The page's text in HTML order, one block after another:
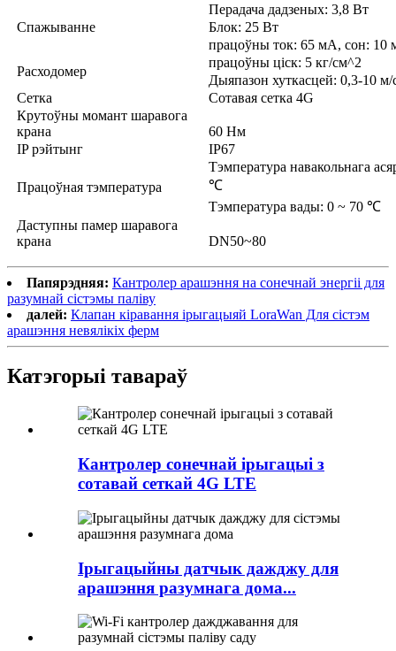
Спажыванне
Перадача дадзеных: 3,8 Вт
Блок: 25 Вт
працоўны ток: 65 мА, сон: 10
Расходомер
працоўны ціск: 5 кг/см^2
Дыяпазон хуткасцей: 0,3-10 м/
Сетка
Сотавая сетка 4G
Крутоўны момант шаравога
крана
60 Нм
IP рэйтынг
IP67
Працоўная тэмпература
Тэмпература навакольнага
℃
Тэмпература вады: 0 ~ 70 ℃
Даступны памер шаравога
крана
DN50~80
Папярэдняя: Кантролер арашэння на сонечнай энергіі для
разумнай сістэмы паліву
далей: Клапан кіравання ірыгацыяй LoraWan Для сістэм
арашэння невялікіх ферм
Катэгорыі тавараў
Кантролер сонечнай ірыгацыі з
сотавай сеткай 4G LTE
Ірыгацыйны датчык дажджу для
арашэння разумнага дома...